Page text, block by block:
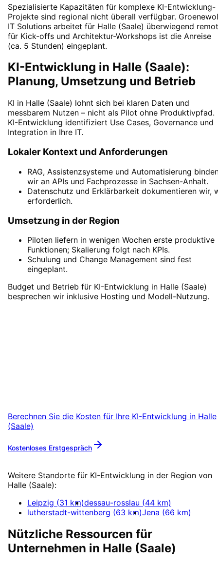
Spezialisierte Kapazitäten für komplexe KI-Entwicklung-
Projekte sind regional nicht überall verfügbar.
IT Solutions arbeitet für Halle (Saale) überwiegend
für Kick-offs und Architektur-Workshops ist die Anreise
(ca. 5 Stunden) eingeplant.
KI-Entwicklung in Halle (Saale):
Planung, Umsetzung und Betrieb
KI in Halle (Saale) lohnt sich bei klaren Daten und
messbarem Nutzen – nicht als Pilot ohne Produktivpfad.
KI-Entwicklung identifiziert Use Cases, Governance und
Integration in Ihre IT.
Lokaler Kontext und Anforderungen
RAG, Assistenzsysteme und Automatisierung
wir an APIs und Fachprozesse in Sachsen-Anhalt.
Datenschutz und Erklärbarkeit dokumentieren wir,
erforderlich.
Umsetzung in der Region
Piloten liefern in wenigen Wochen erste produktive
Funktionen; Skalierung folgt nach KPIs.
Schulung und Change Management sind fest
eingeplant.
Budget und Betrieb für KI-Entwicklung in Halle (Saale)
besprechen wir inklusive Hosting und Modell-Nutzung.
Berechnen Sie die Kosten für Ihre KI-Entwicklung in Halle
(Saale)
Kostenloses Erstgespräch
Weitere Standorte für KI-Entwicklung in der Region von
Halle (Saale):
Leipzig (31 km)dessau-rosslau (44 km)
lutherstadt-wittenberg (63 km)Jena (66 km)
Nützliche Ressourcen für
Unternehmen in Halle (Saale)